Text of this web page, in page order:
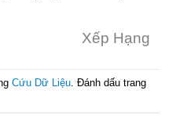
Xếp Hạng
Cứu Dữ Liệu . Đánh dấu trang